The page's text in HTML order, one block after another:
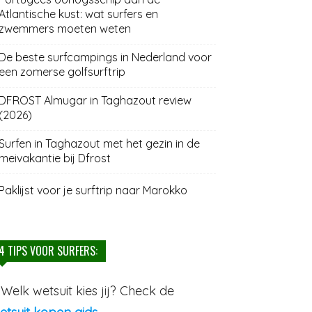
kust: wat surfers en
moeten weten
beste surfcampings in Nederland voor
zomerse golfsurftrip
Almugar in Taghazout review
in Taghazout met het gezin in de
bij Dfrost
voor je surftrip naar Marokko
TIPS VOOR SURFERS:
Welk wetsuit kies jij? Check de